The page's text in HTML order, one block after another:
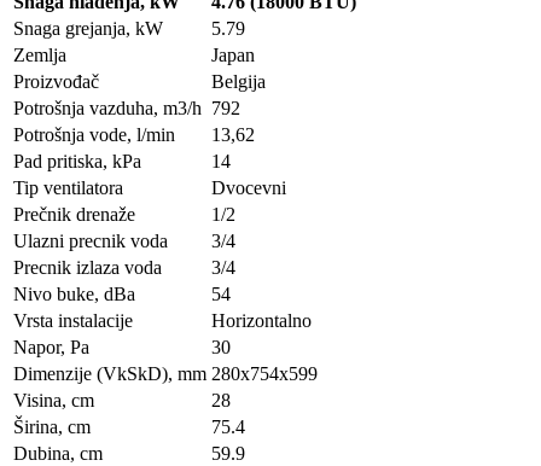
Snaga grejanja, kW
5.79
Zemlja
Japan
Proizvođač
Belgija
Potrošnja vazduha, m3/h 792
Potrošnja vode, l/min
13,62
Pad pritiska, kPa
14
Tip ventilatora
Dvocevni
Prečnik drenaže
1/2
Ulazni precnik voda
3/4
Precnik izlaza voda
3/4
Nivo buke, dBa
54
Vrsta instalacije
Horizontalno
Napor, Pa
30
Dimenzije (VkSkD), mm 280x754x599
Visina, сm
28
Širina, сm
75.4
Dubina, сm
59.9